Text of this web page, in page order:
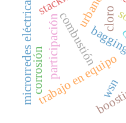
trabajo en equipo
combustión cloro
corrosión wsn
participación
microrredes eléctricas urbanos